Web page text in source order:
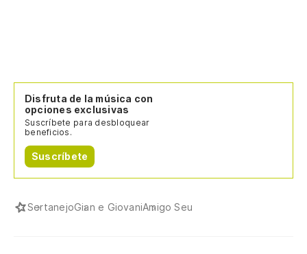
Disfruta de la música con
opciones exclusivas
Suscríbete para desbloquear
beneficios.
Suscríbete
SertanejoGian e GiovaniAmigo Seu